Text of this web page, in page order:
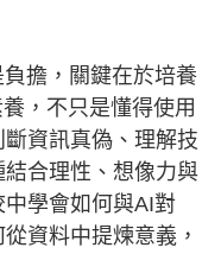
擔，關鍵在於培養
，不只是懂得使用
資訊真偽、理解技
合理性、想像力與
學會如何與AI對
資料中提煉意義，